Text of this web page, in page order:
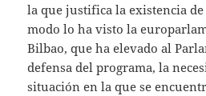
la que justifica la existencia
modo lo ha visto la
Bilbao, que ha elevado al
defensa del programa, la
situación en la que se